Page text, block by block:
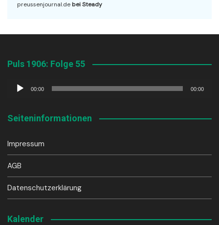
preussenjournal.de bei Steady
Puls 1906: Folge 55
Audio-
00:00 00:00
Seiteninformationen
Impressum
AGB
Datenschutzerklärung
Kalender